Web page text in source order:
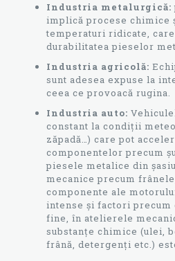
Industria metalurgică:
implică procese chimice
temperaturi ridicate,
durabilitatea pieselor
Industria agricolă:
sunt adesea expuse la
ceea ce provoacă rugina.
Industria auto:
constant la condiții
zăpadă…) care pot
componentelor precum
piesele metalice din
mecanice precum
componente ale
intense și factori precum
fine, în atelierele
substanțe chimice (ulei,
frână, detergenți etc.)